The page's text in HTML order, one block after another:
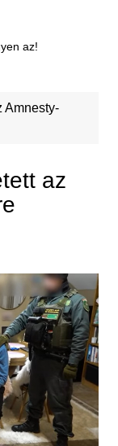
az!
Amnesty-
az